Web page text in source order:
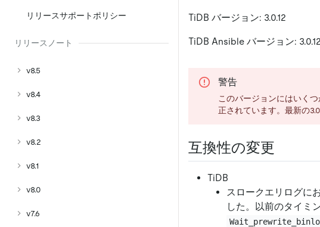
リリースサポートポリシー
リリースノート
v8.5
v8.4
v8.3
v8.2
v8.1
v8.0
v7.6
TiDB バージョン: 3.0.12
TiDB Ansible バージョン: 3.0.12
警告
このバージョンにはいく
正されています。最新の
互換性の変更
TiDB
スロークエリログに
した。以前のタイミ